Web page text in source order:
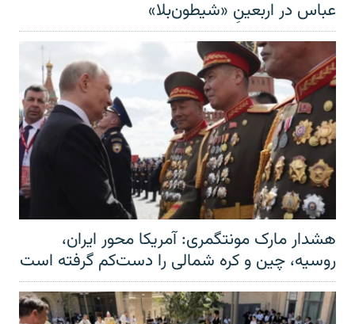
عباس در اربعینِ «شیطون‌بلا»
هشدار مارک مونتگمری: آمریکا محور ایران،
روسیه، چین و کره شمالی را دست‌کم گرفته است